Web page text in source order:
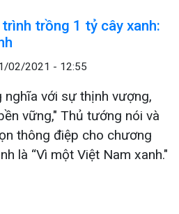
trồng 1 tỷ cây xanh:
02/2021 - 12:55
nghĩa với sự thịnh vượng,
vững," Thủ tướng nói và
thông điệp cho chương
là “Vì một Việt Nam xanh."